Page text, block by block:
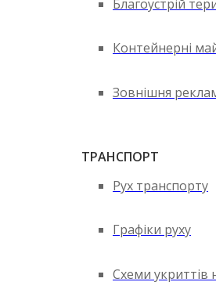
Благоустрій
Контейнерні
Зовнішня
ТРАНСПОРТ
Рух транспорту
Графіки руху
Схеми